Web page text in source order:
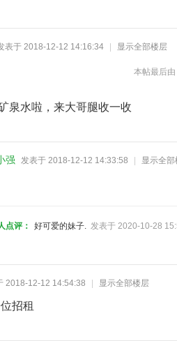
表于 2018-12-12 14:16:34 显示全部楼层
本帖最后
泉水啦，来大哥腿收一收
强 发表于 2018-12-12 14:33:58 显示全部
点评： 好可爱的妹子. 发表于 2020-10-28
2018-12-12 14:54:38 显示全部楼层
招租